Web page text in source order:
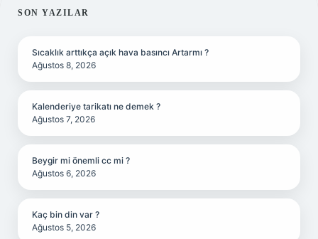
SIDEBAR
SON YAZILAR
Sıcaklık arttıkça açık hava basıncı Artarmı ?
Ağustos 8, 2026
Kalenderiye tarikatı ne demek ?
Ağustos 7, 2026
Beygir mi önemli cc mi ?
Ağustos 6, 2026
Kaç bin din var ?
Ağustos 5, 2026